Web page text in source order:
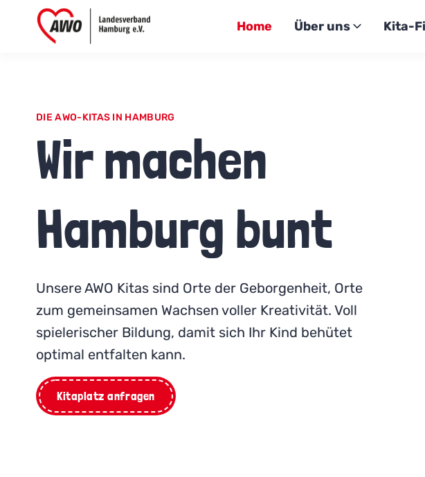
Home Über uns Kita-
DIE AWO-KITAS IN HAMBURG
Wir machen
Hamburg bunt
Unsere AWO Kitas sind Orte der Geborgenheit, Orte
zum gemeinsamen Wachsen voller Kreativität. Voll
spielerischer Bildung, damit sich Ihr Kind behütet
optimal entfalten kann.
Kitaplatz anfragen